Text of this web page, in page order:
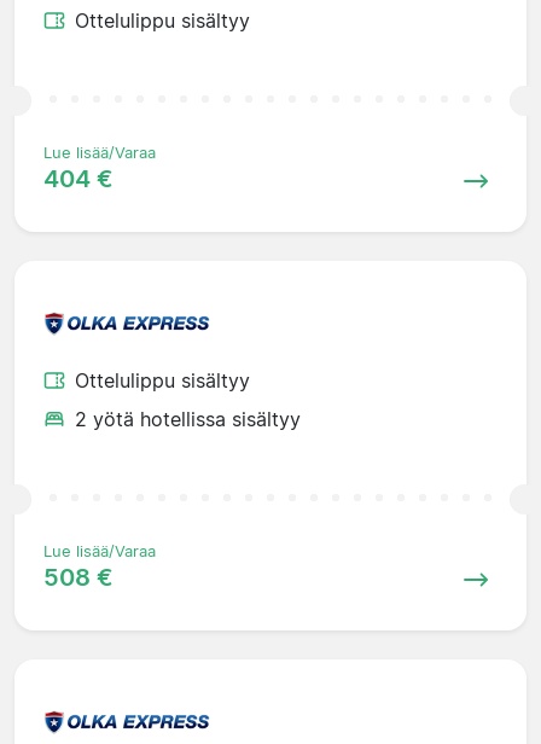
Ottelulippu sisältyy
Lue lisää/Varaa
404 €
Ottelulippu sisältyy
2 yötä hotellissa sisältyy
Lue lisää/Varaa
508 €